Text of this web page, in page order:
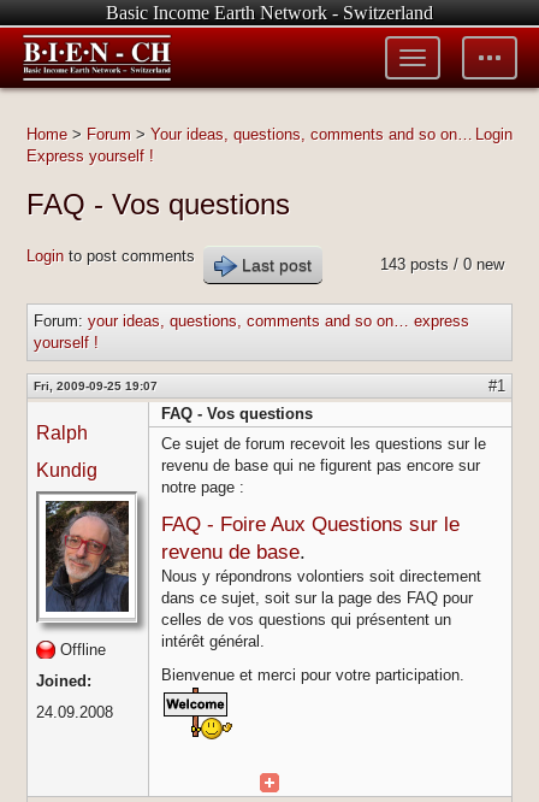
Basic Income Earth Network - Switzerland
Toggle
tools
Toggle
menu
Login
Home> Forum> Your ideas, questions, comments and so on…
Express yourself !
FAQ - Vos questions
143 posts / 0 new
Loginto post comments Last post
Forum: your ideas, questions, comments and so on… express
yourself !
Fri, 2009-09-25 19:07 #1
Ralph
Kundig
Offline
Joined:
24.09.2008
FAQ - Vos questions
Ce sujet de forum recevoit les questions sur le
revenu de base qui ne figurent pas encore sur
notre page :
FAQ - Foire Aux Questions sur le
revenu de base.
Nous y répondrons volontiers soit directement
dans ce sujet, soit sur la page des FAQ pour
celles de vos questions qui présentent un
intérêt général.
Bienvenue et merci pour votre participation.